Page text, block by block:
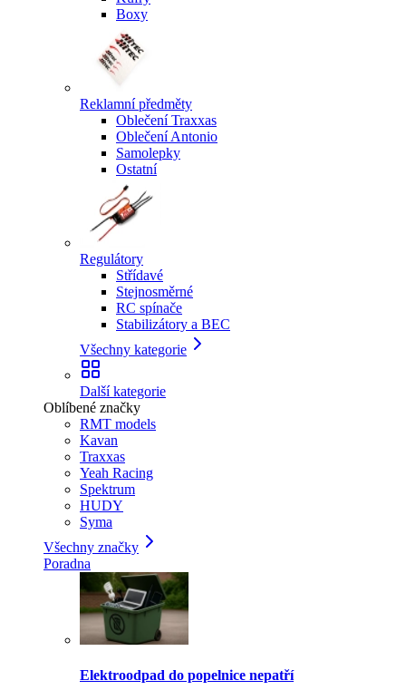
Boxy
Reklamní předměty
Oblečení Traxxas
Oblečení Antonio
Samolepky
Ostatní
Regulátory
Střídavé
Stejnosměrné
RC spínače
Stabilizátory a BEC
Všechny kategorie
Další kategorie
Oblíbené značky
RMT models
Kavan
Traxxas
Yeah Racing
Spektrum
HUDY
Syma
Všechny značky
Poradna
Elektroodpad do popelnice nepatří